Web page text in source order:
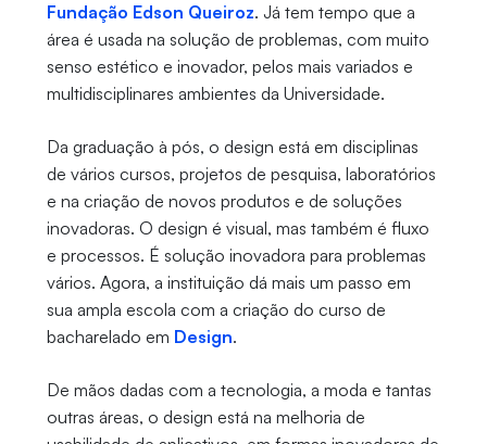
Fundação Edson Queiroz. Já tem tempo que a
área é usada na solução de problemas, com muito
senso estético e inovador, pelos mais variados e
multidisciplinares ambientes da Universidade.
Da graduação à pós, o design está em disciplinas
de vários cursos, projetos de pesquisa, laboratórios
e na criação de novos produtos e de soluções
inovadoras. O design é visual, mas também é fluxo
e processos. É solução inovadora para problemas
vários. Agora, a instituição dá mais um passo em
sua ampla escola com a criação do curso de
bacharelado em Design.
De mãos dadas com a tecnologia, a moda e tantas
outras áreas, o design está na melhoria de